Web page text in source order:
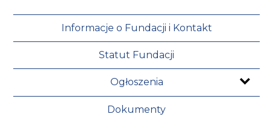
Informacje o Fundacji i Kontakt
Statut Fundacji
Ogłoszenia
Dokumenty